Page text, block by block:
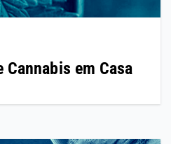
Cannabis em Casa